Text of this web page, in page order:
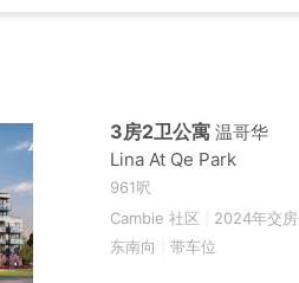
3房2卫公寓 温哥华
Lina At Qe Park
961呎
Cambie 社区
2024年交房
东南向
带车位